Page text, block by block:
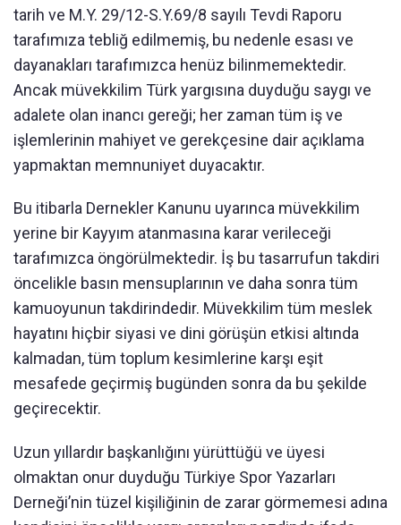
tarih ve M.Y. 29/12-S.Y.69/8 sayılı Tevdi Raporu
tarafımıza tebliğ edilmemiş, bu nedenle esası ve
dayanakları tarafımızca henüz bilinmemektedir.
Ancak müvekkilim Türk yargısına duyduğu saygı ve
adalete olan inancı gereği; her zaman tüm iş ve
işlemlerinin mahiyet ve gerekçesine dair açıklama
yapmaktan memnuniyet duyacaktır.
Bu itibarla Dernekler Kanunu uyarınca müvekkilim
yerine bir Kayyım atanmasına karar verileceği
tarafımızca öngörülmektedir. İş bu tasarrufun takdiri
öncelikle basın mensuplarının ve daha sonra tüm
kamuoyunun takdirindedir. Müvekkilim tüm meslek
hayatını hiçbir siyasi ve dini görüşün etkisi altında
kalmadan, tüm toplum kesimlerine karşı eşit
mesafede geçirmiş bugünden sonra da bu şekilde
geçirecektir.
Uzun yıllardır başkanlığını yürüttüğü ve üyesi
olmaktan onur duyduğu Türkiye Spor Yazarları
Derneği’nin tüzel kişiliğinin de zarar görmemesi adına